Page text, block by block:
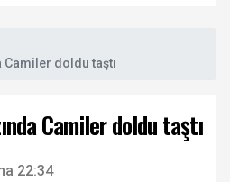
Camiler doldu taştı
Camiler doldu taştı
22:34